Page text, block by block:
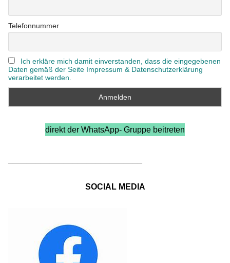
Telefonnummer
Ich erkläre mich damit einverstanden, dass die eingegebenen
Daten gemäß der Seite Impressum & Datenschutzerklärung
verarbeitet werden.
direkt der WhatsApp- Gruppe beitreten
SOCIAL MEDIA